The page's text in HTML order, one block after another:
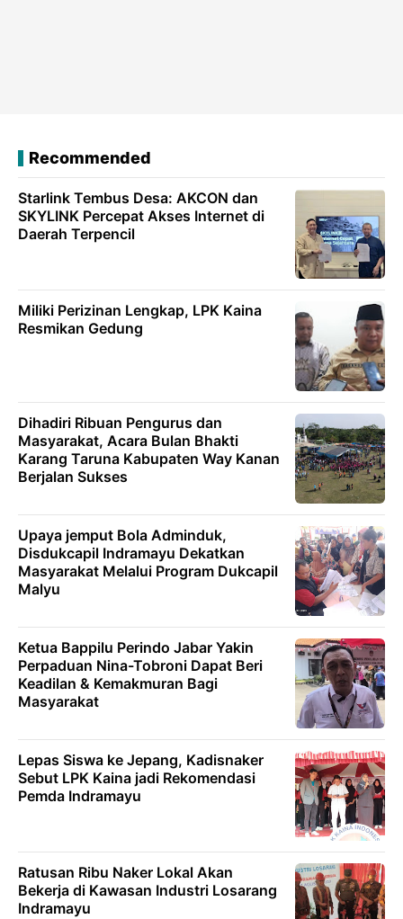
Recommended
Starlink Tembus Desa: AKCON dan
SKYLINK Percepat Akses Internet di
Daerah Terpencil
Miliki Perizinan Lengkap, LPK Kaina
Resmikan Gedung
Dihadiri Ribuan Pengurus dan
Masyarakat, Acara Bulan Bhakti
Karang Taruna Kabupaten Way Kanan
Berjalan Sukses
Upaya jemput Bola Adminduk,
Disdukcapil Indramayu Dekatkan
Masyarakat Melalui Program Dukcapil
Malyu
Ketua Bappilu Perindo Jabar Yakin
Perpaduan Nina-Tobroni Dapat Beri
Keadilan & Kemakmuran Bagi
Masyarakat
Lepas Siswa ke Jepang, Kadisnaker
Sebut LPK Kaina jadi Rekomendasi
Pemda Indramayu
Ratusan Ribu Naker Lokal Akan
Bekerja di Kawasan Industri Losarang
Indramayu